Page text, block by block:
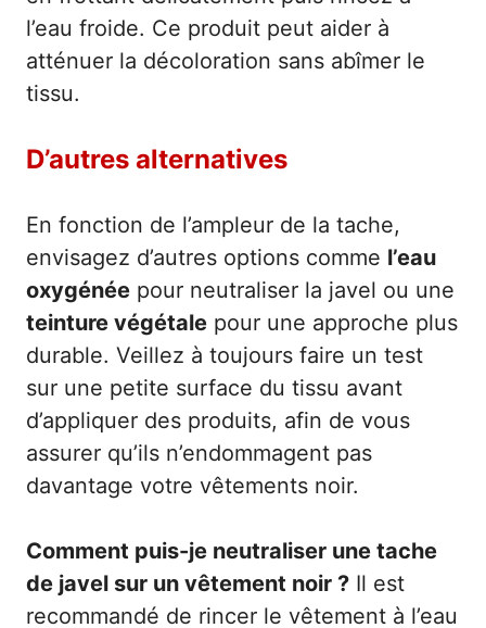
l’eau froide. Ce produit peut aider à
atténuer la décoloration sans abîmer le
tissu.
D’autres alternatives
En fonction de l’ampleur de la tache,
envisagez d’autres options comme l’eau
oxygénée pour neutraliser la javel ou une
teinture végétale pour une approche plus
durable. Veillez à toujours faire un test
sur une petite surface du tissu avant
d’appliquer des produits, afin de vous
assurer qu’ils n’endommagent pas
davantage votre vêtements noir.
Comment puis-je neutraliser une tache
de javel sur un vêtement noir ? Il est
recommandé de rincer le vêtement à l’eau